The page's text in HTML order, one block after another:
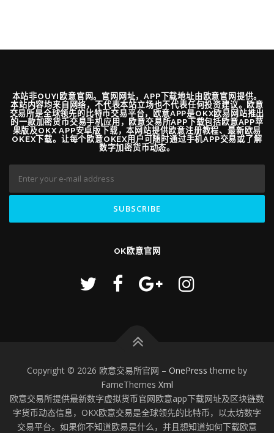
本站非OUYI欧意官网。官网网址，APP下载地址由欧意官网提供。
本站内容均来自网络，不代表本站立场也不代表任何投资建议。欧意
交易所是全球领先的比特币交易平台，欧意APP是OKX欧易网站推出
的一款加密货币交易手机应用，欧意交易所APP下载包括欧意APP苹
果版及OKX APP安卓版下载，本网站提供欧意注册教程、最新欧易
OKEX下载。让每个欧意OKEX用户可随时通过手机APP交易或了解
数字加密货币动态。
OK欧意官网
Copyright © 2026 欧意交易所官网 – OnePress theme by
FameThemes Xml
欧意交易所提供最新数字虚拟货币官网欧意app下载网址及区块链数
字货币动态信息，OKX欧意交易是全球领先的比特币，以太坊数字
交易平台。如果你不知道欧易是什么，并且想知道如何下载欧意